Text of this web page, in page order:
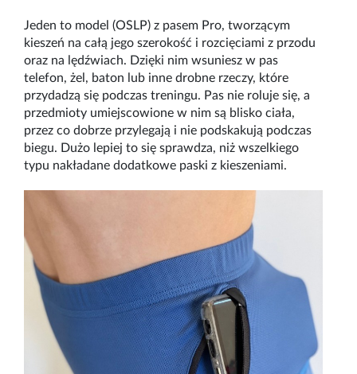
Jeden to model (OSLP) z pasem Pro, tworzącym
kieszeń na całą jego szerokość i rozcięciami z przodu
oraz na lędźwiach. Dzięki nim wsuniesz w pas
telefon, żel, baton lub inne drobne rzeczy, które
przydadzą się podczas treningu. Pas nie roluje się, a
przedmioty umiejscowione w nim są blisko ciała,
przez co dobrze przylegają i nie podskakują podczas
biegu. Dużo lepiej to się sprawdza, niż wszelkiego
typu nakładane dodatkowe paski z kieszeniami.